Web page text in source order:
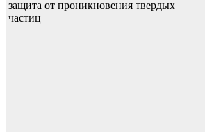
защита от проникновения твердых
частиц